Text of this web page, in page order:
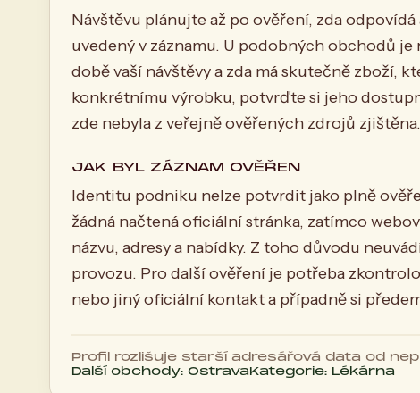
Návštěvu plánujte až po ověření, zda
uvedený v záznamu. U podobných obchodů
době vaší návštěvy a zda má skutečně zboží,
konkrétnímu výrobku, potvrďte si jeho
zde nebyla z veřejně ověřených zdrojů zjištěna.
JAK BYL ZÁZNAM OVĚŘEN
Identitu podniku nelze potvrdit jako plně
žádná načtená oficiální stránka, zatímco
názvu, adresy a nabídky. Z toho důvodu
provozu. Pro další ověření je potřeba
nebo jiný oficiální kontakt a případně si
Profil rozlišuje starší adresářová data od
Další obchody: OstravaKategorie: Lékárna